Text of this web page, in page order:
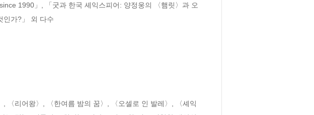
1990」, 「굿과 한국 셰익스피어: 양정웅의 〈햄릿〉과 오
인가?」 외 다수
〈리어왕〉, 〈한여름 밤의 꿈〉, 〈오셀로 인 발레〉, 〈셰익